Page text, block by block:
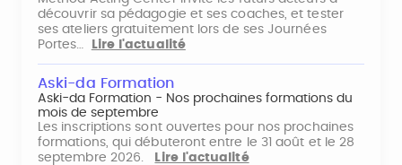
découvrir sa pédagogie et ses coaches, et tester
ses ateliers gratuitement lors de ses Journées
Portes…
Lire l'actualité
Aski-da Formation
Aski-da Formation - Nos prochaines formations du
mois de septembre
Les inscriptions sont ouvertes pour nos prochaines
formations, qui débuteront entre le 31 août et le 28
septembre 2026.
Lire l'actualité